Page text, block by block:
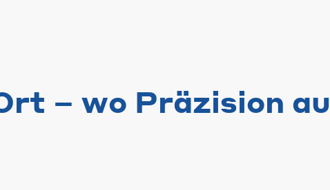
– wo Präzision